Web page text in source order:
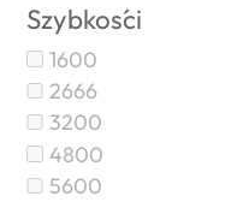
Szybkości
1600
2666
3200
4800
5600